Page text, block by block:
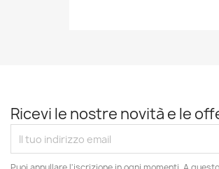
Ricevi le nostre novità e le